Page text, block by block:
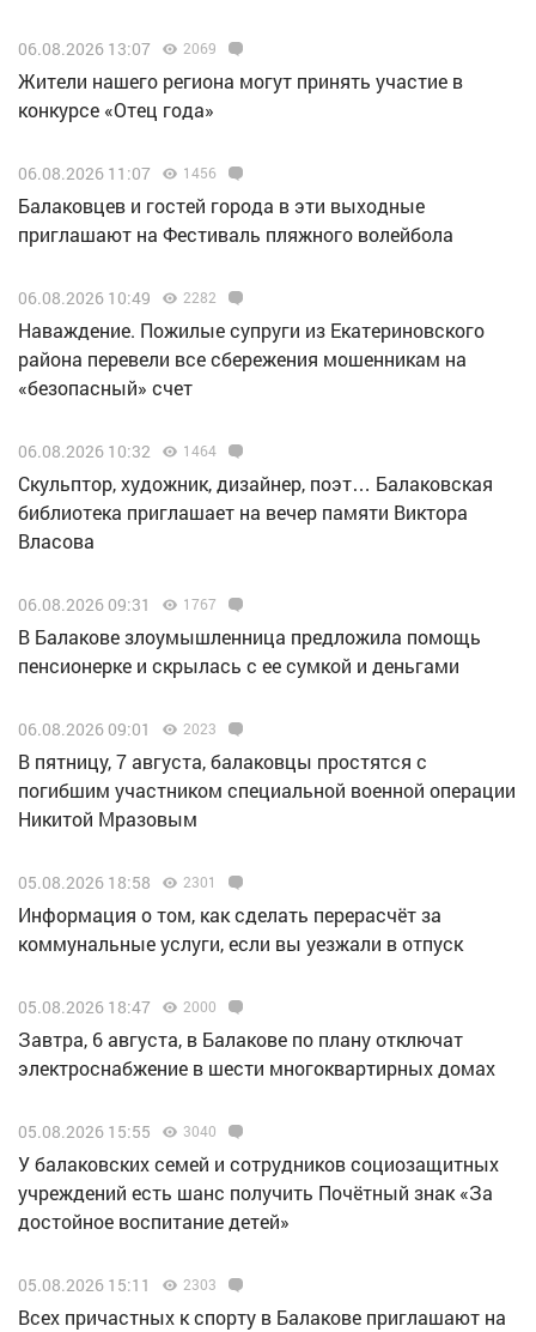
06.08.2026 13:07 2069
Жители нашего региона могут принять участие в
конкурсе «Отец года»
06.08.2026 11:07 1456
Балаковцев и гостей города в эти выходные
приглашают на Фестиваль пляжного волейбола
06.08.2026 10:49 2282
Наваждение. Пожилые супруги из Екатериновского
района перевели все сбережения мошенникам на
«безопасный» счет
06.08.2026 10:32 1464
Скульптор, художник, дизайнер, поэт… Балаковская
библиотека приглашает на вечер памяти Виктора
Власова
06.08.2026 09:31 1767
В Балакове злоумышленница предложила помощь
пенсионерке и скрылась с ее сумкой и деньгами
06.08.2026 09:01 2023
В пятницу, 7 августа, балаковцы простятся с
погибшим участником специальной военной операции
Никитой Мразовым
05.08.2026 18:58 2301
Информация о том, как сделать перерасчёт за
коммунальные услуги, если вы уезжали в отпуск
05.08.2026 18:47 2000
Завтра, 6 августа, в Балакове по плану отключат
электроснабжение в шести многоквартирных домах
05.08.2026 15:55 3040
У балаковских семей и сотрудников социозащитных
учреждений есть шанс получить Почётный знак «За
достойное воспитание детей»
05.08.2026 15:11 2303
Всех причастных к спорту в Балакове приглашают на